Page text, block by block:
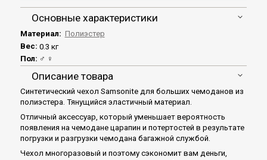
Основные характеристики
Материал: Полиэстер
Вес: 0.3 кг
Пол: ♂ ♀
Описание товара
Синтетический чехол Samsonite для больших чемоданов из
полиэстера. Тянущийся эластичный материал.
Отличный аксессуар, который уменьшает вероятность
появления на чемодане царапин и потертостей в результате
погрузки и разгрузки чемодана багажной службой.
Чехол многоразовый и поэтому сэкономит вам деньги,